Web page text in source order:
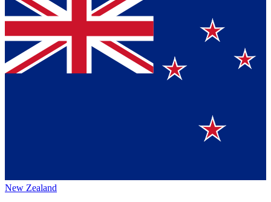
New Zealand